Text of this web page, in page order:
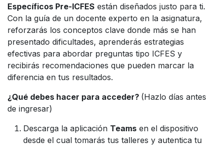
Específicos Pre-ICFES están diseñados justo para ti.
Con la guía de un docente experto en la asignatura,
reforzarás los conceptos clave donde más se han
presentado dificultades, aprenderás estrategias
efectivas para abordar preguntas tipo ICFES y
recibirás recomendaciones que pueden marcar la
diferencia en tus resultados.
¿Qué debes hacer para acceder? (Hazlo días antes
de ingresar)
Descarga la aplicación Teams en el dispositivo
desde el cual tomarás tus talleres y autentica tu